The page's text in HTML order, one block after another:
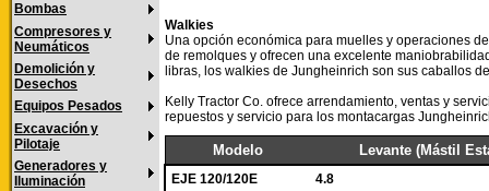
Bombas
Compresores y
Neumáticos
Demolición y
Desechos
Equipos Pesados
Excavación y
Pilotaje
Generadores y
Iluminación
Walkies
Una opción económica para muelles y operaciones
de remolques y ofrecen una excelente
libras, los walkies de Jungheinrich son sus caballos
Kelly Tractor Co. ofrece arrendamiento, ventas y
repuestos y servicio para los montacargas
Modelo Levante (Mástil
EJE 120/120E
4.8